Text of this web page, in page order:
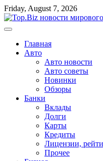
Перейти
к
содержимому
Friday, August 7, 2026
Главная
Авто
Авто новости
Авто советы
Новинки
Обзоры
Банки
Вклады
Долги
Карты
Кредиты
Лицензии,
Прочее